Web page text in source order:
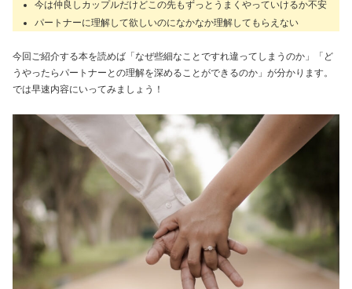
今は仲良しカップルだけどこの先もずっとうまくやっていけるか不安
パートナーに理解して欲しいのになかなか理解してもらえない
今回ご紹介する本を読めば「なぜ些細なことですれ違ってしまうのか」「ど
うやったらパートナーとの理解を深めることができるのか」が分かります。
では早速内容にいってみましょう！